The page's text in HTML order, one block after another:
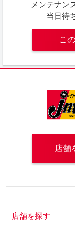
メンテナン
当日待
こ
店舗
店舗を探す